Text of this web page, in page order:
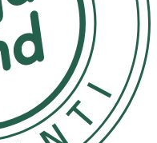
dofter eller
etikett.